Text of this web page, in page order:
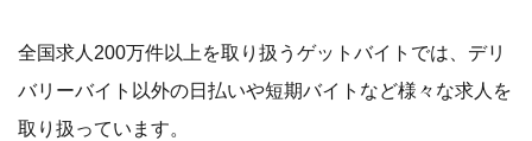
全国求人200万件以上を取り扱うゲットバイトでは、デリ
バリーバイト以外の日払いや短期バイトなど様々な求人を
取り扱っています。